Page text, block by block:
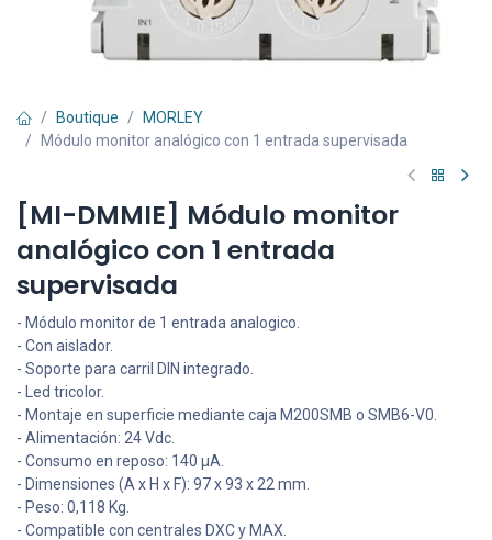
Boutique
MORLEY
Módulo monitor analógico con 1 entrada supervisada
[MI-DMMIE] Módulo monitor
analógico con 1 entrada
supervisada
- Módulo monitor de 1 entrada analogico.
- Con aislador.
- Soporte para carril DIN integrado.
- Led tricolor.
- Montaje en superficie mediante caja M200SMB o SMB6-V0.
- Alimentación: 24 Vdc.
- Consumo en reposo: 140 µA.
- Dimensiones (A x H x F): 97 x 93 x 22 mm.
- Peso: 0,118 Kg.
- Compatible con centrales DXC y MAX.